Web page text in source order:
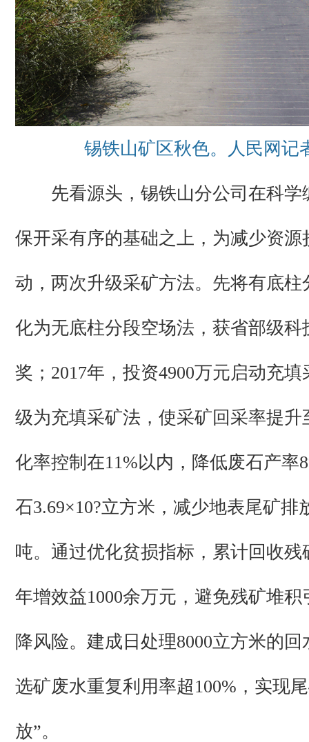
锡铁山矿区秋色。人民网记
先看源头，锡铁山分公司在科学
保开采有序的基础之上，为减少资源
动，两次升级采矿方法。先将有底柱
化为无底柱分段空场法，获省部级科
奖；2017年，投资4900万元启动充
级为充填采矿法，使采矿回采率提升
化率控制在11%以内，降低废石产率
石3.69×10?立方米，减少地表尾矿排
吨。通过优化贫损指标，累计回收残
年增效益1000余万元，避免残矿堆
降风险。建成日处理8000立方米的
选矿废水重复利用率超100%，实现
放”。